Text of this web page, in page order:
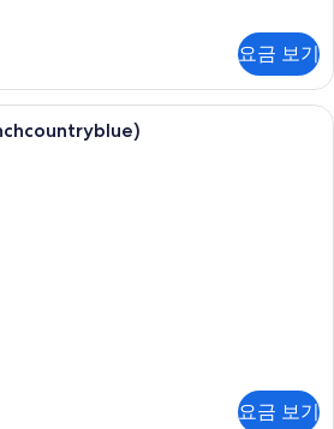
요금 보기
베이직룸, 침실 1개
요금 보기